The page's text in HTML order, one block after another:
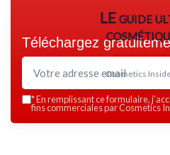
LE guide
Cosmetics
Téléchargez
*En remplissant ce formulaire,
fins commerciales par Cosmetics